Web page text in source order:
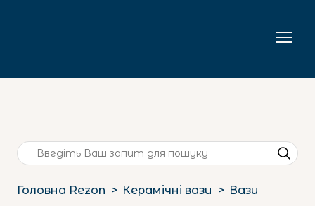
Головна Rezon Керамічні вази Вази